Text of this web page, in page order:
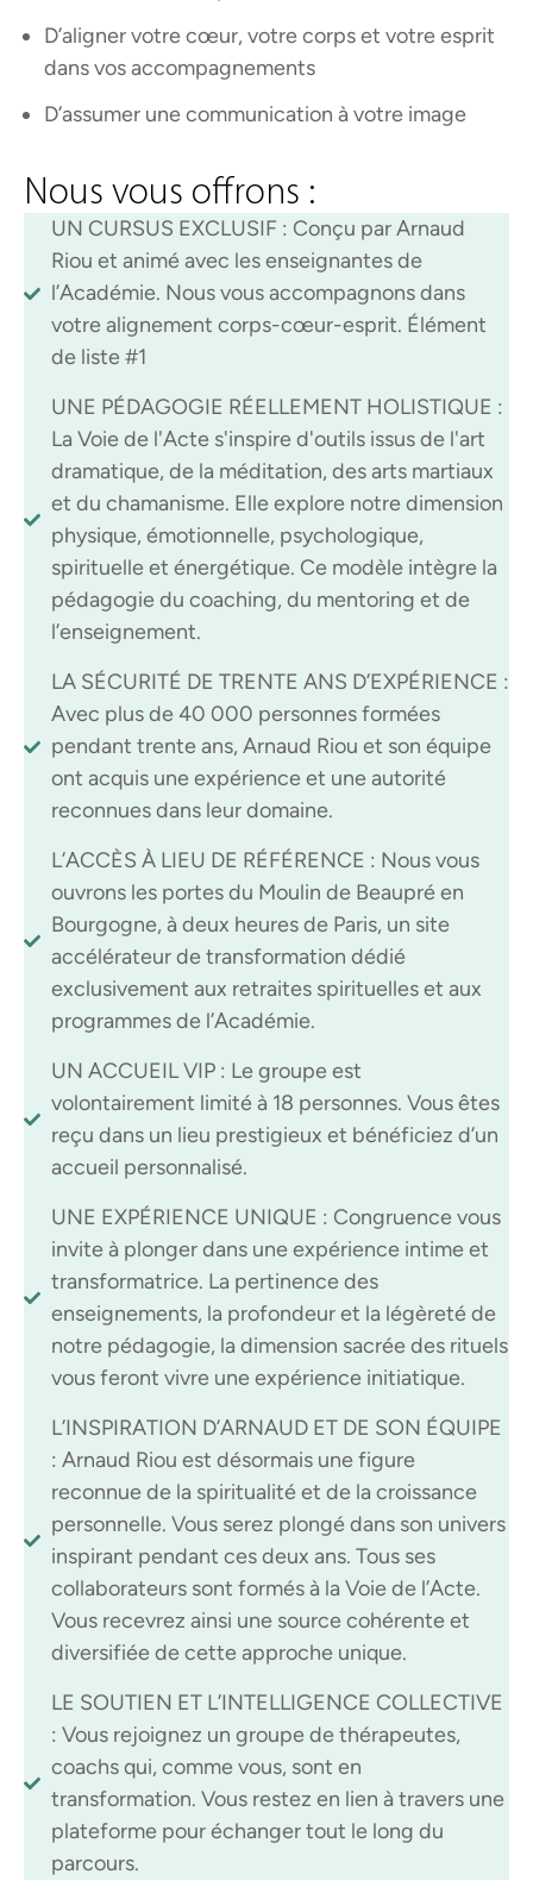
D’aligner votre cœur, votre corps et votre esprit
dans vos accompagnements
D’assumer une communication à votre image
Nous vous offrons :
UN CURSUS EXCLUSIF : Conçu par Arnaud
Riou et animé avec les enseignantes de
l’Académie. Nous vous accompagnons dans
votre alignement corps-cœur-esprit. Élément
de liste #1
UNE PÉDAGOGIE RÉELLEMENT HOLISTIQUE :
La Voie de l'Acte s'inspire d'outils issus de l'art
dramatique, de la méditation, des arts martiaux
et du chamanisme. Elle explore notre dimension
physique, émotionnelle, psychologique,
spirituelle et énergétique. Ce modèle intègre la
pédagogie du coaching, du mentoring et de
l’enseignement.
LA SÉCURITÉ DE TRENTE ANS D’EXPÉRIENCE :
Avec plus de 40 000 personnes formées
pendant trente ans, Arnaud Riou et son équipe
ont acquis une expérience et une autorité
reconnues dans leur domaine.
L’ACCÈS À LIEU DE RÉFÉRENCE : Nous vous
ouvrons les portes du Moulin de Beaupré en
Bourgogne, à deux heures de Paris, un site
accélérateur de transformation dédié
exclusivement aux retraites spirituelles et aux
programmes de l’Académie.
UN ACCUEIL VIP : Le groupe est
volontairement limité à 18 personnes. Vous êtes
reçu dans un lieu prestigieux et bénéficiez d’un
accueil personnalisé.
UNE EXPÉRIENCE UNIQUE : Congruence vous
invite à plonger dans une expérience intime et
transformatrice. La pertinence des
enseignements, la profondeur et la légèreté de
notre pédagogie, la dimension sacrée des rituels
vous feront vivre une expérience initiatique.
L’INSPIRATION D’ARNAUD ET DE SON ÉQUIPE
: Arnaud Riou est désormais une figure
reconnue de la spiritualité et de la croissance
personnelle. Vous serez plongé dans son univers
inspirant pendant ces deux ans. Tous ses
collaborateurs sont formés à la Voie de l’Acte.
Vous recevrez ainsi une source cohérente et
diversifiée de cette approche unique.
LE SOUTIEN ET L’INTELLIGENCE COLLECTIVE
: Vous rejoignez un groupe de thérapeutes,
coachs qui, comme vous, sont en
transformation. Vous restez en lien à travers une
plateforme pour échanger tout le long du
parcours.